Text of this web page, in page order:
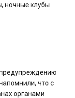
ночные клубы
что с
органами